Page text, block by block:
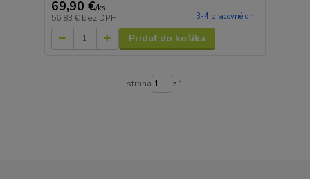
69,90 €/ks
56,83 € bez DPH 3-4 pracovné dni
Pridať do košíka
strana z 1